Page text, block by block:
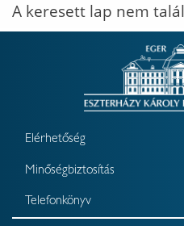
A keresett lap nem
Elérhetőség
Minőségbiztosítás
Telefonkönyv